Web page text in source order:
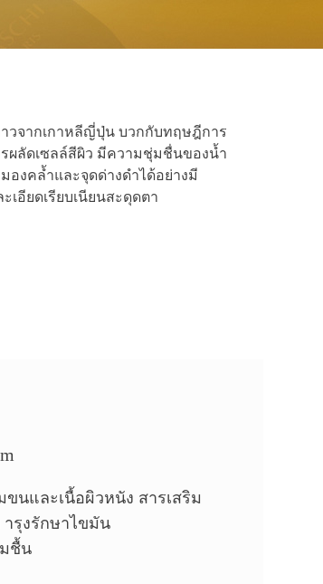
วจากเกาหลีญี่ปุ่น บวกกับทฤษฎีการ
ผลัดเซลล์สีผิว มีความชุ่มชื่นของน้ำ
งคล้ำและจุดด่างดำได้อย่างมี
อียดเรียบเนียนสะดุดตา
นและเนื้อผิวหนัง สารเสริม
ารุงรักษาไขมัน
ชื้น